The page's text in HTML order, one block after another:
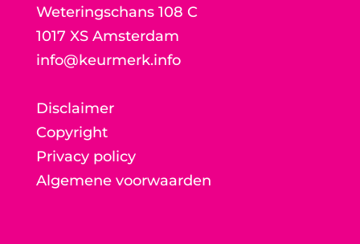
Weteringschans 108 C
1017 XS Amsterdam
info@keurmerk.info
Disclaimer
Copyright
Privacy policy
Algemene voorwaarden